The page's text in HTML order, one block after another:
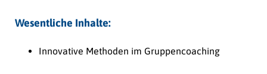
Wesentliche Inhalte:
Innovative Methoden im Gruppencoaching